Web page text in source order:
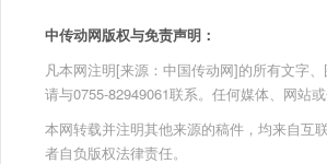
中传动网版权与免责声明：
凡本网注明[来源：中国传动网]的所有文字
请与0755-82949061联系。任何媒体、网站
本网转载并注明其他来源的稿件，均来自互
者自负版权法律责任。